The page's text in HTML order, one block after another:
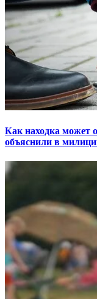
Как находка может
объяснили в